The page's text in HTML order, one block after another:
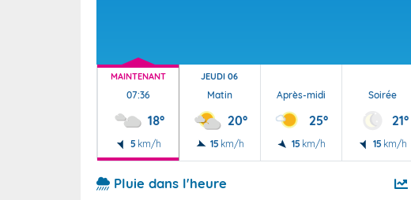
MAINTENANT
07:36
18°
5 km/h
JEUDI 06
Matin
20°
15 km/h
Après-midi
25°
15 km/h
Soirée
21°
15 km/h
Pluie dans l'heure